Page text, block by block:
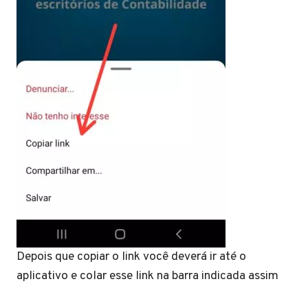
Depois que copiar o link você deverá ir até o
aplicativo e colar esse link na barra indicada assim